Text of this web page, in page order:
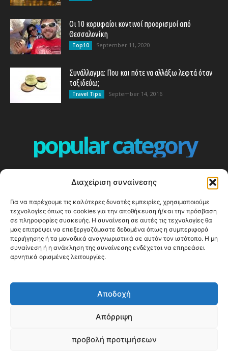
Διαχείριση συναίνεσης
Για να παρέχουμε τις καλύτερες δυνατές εμπειρίες, χρησιμοποιούμε
τεχνολογίες όπως τα cookies για την αποθήκευση ή/και την πρόσβαση
σε πληροφορίες συσκευής. Η συναίνεση σε αυτές τις τεχνολογίες θα
μας επιτρέψει να επεξεργαζόμαστε δεδομένα όπως η συμπεριφορά
περιήγησης ή τα μοναδικά αναγνωριστικά σε αυτόν τον ιστότοπο. Η μη
συναίνεση ή η ανάκληση της συναίνεσης ενδέχεται να επηρεάσει
αρνητικά ορισμένες λειτουργίες.
Αποδοχή
Απόρριψη
προβολή προτιμήσεων
Οι 10 κορυφαίοι κοντινοί προορισμοί από
Θεσσαλονίκη
Top10 September 11, 2020
Συνάλλαγμα: Που και πότε να αλλάξω λεφτά όταν
ταξιδεύω;
Travel Tips September 14, 2016
popular category
360
ΕΥΡΩΠΗ
332
ΚΟΣΜΟΣ - WORLD
328
Top10
303
Cool spots
ΝΗΣΙΑ
247
© Happy Traveller 2014-2025